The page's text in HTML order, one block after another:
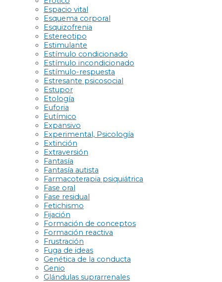
Espacio vital
Esquema corporal
Esquizofrenia
Estereotipo
Estimulante
Estímulo condicionado
Estímulo incondicionado
Estímulo-respuesta
Estresante psicosocial
Estupor
Etología
Euforia
Eutímico
Expansivo
Experimental, Psicología
Extinción
Extraversión
Fantasía
Fantasía autista
Farmacoterapia psiquiátrica
Fase oral
Fase residual
Fetichismo
Fijación
Formación de conceptos
Formación reactiva
Frustración
Fuga de ideas
Genética de la conducta
Genio
Glándulas suprarrenales